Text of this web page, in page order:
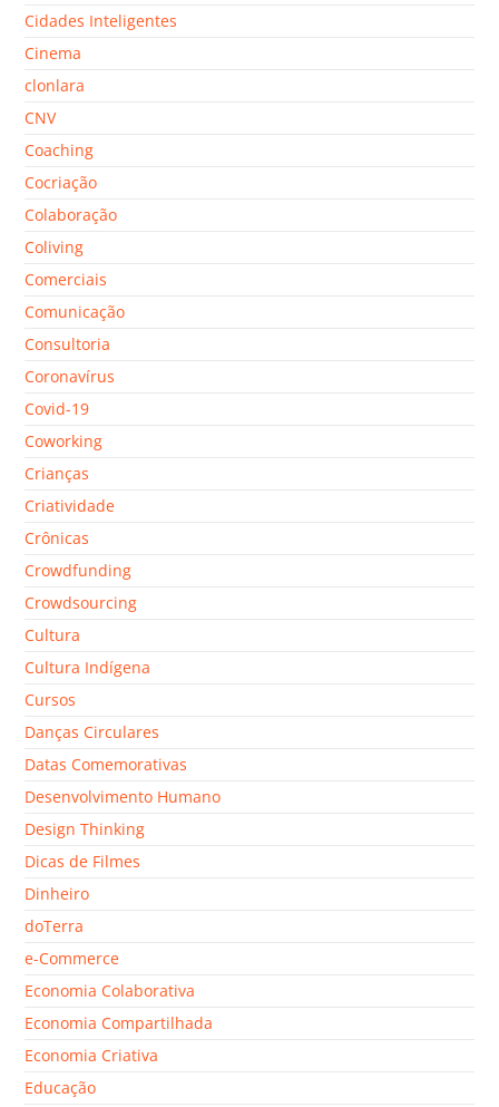
Cidades Inteligentes
Cinema
clonlara
CNV
Coaching
Cocriação
Colaboração
Coliving
Comerciais
Comunicação
Consultoria
Coronavírus
Covid-19
Coworking
Crianças
Criatividade
Crônicas
Crowdfunding
Crowdsourcing
Cultura
Cultura Indígena
Cursos
Danças Circulares
Datas Comemorativas
Desenvolvimento Humano
Design Thinking
Dicas de Filmes
Dinheiro
doTerra
e-Commerce
Economia Colaborativa
Economia Compartilhada
Economia Criativa
Educação